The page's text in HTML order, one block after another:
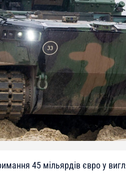
45 мільярдів євро у